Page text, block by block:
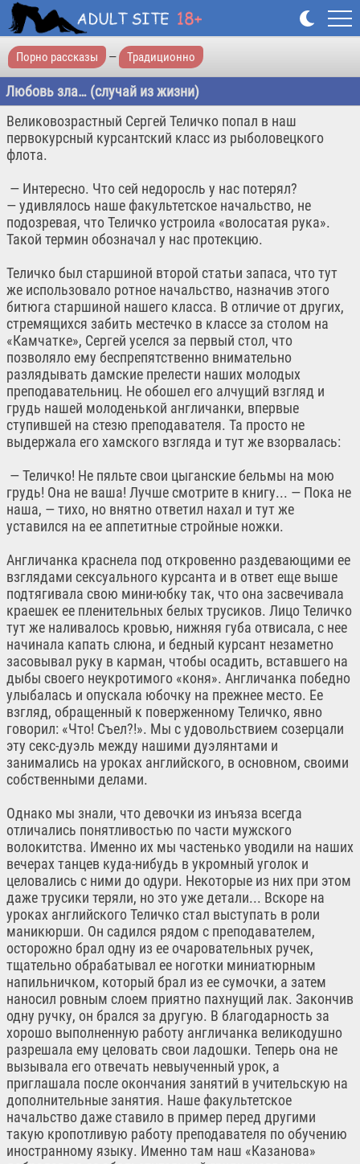
Порно рассказы — Традиционно
Любовь зла… (случай из жизни)
Великовозрастный Сергей Теличко попал в наш
первокурсный курсантский класс из рыболовецкого
флота.
— Интересно. Что сей недоросль у нас потерял?
— удивлялось наше факультетское начальство, не
подозревая, что Теличко устроила «волосатая рука».
Такой термин обозначал у нас протекцию.
Теличко был старшиной второй статьи запаса, что тут
же использовало ротное начальство, назначив этого
битюга старшиной нашего класса. В отличие от других,
стремящихся забить местечко в классе за столом на
«Камчатке», Сергей уселся за первый стол, что
позволяло ему беспрепятственно внимательно
разлядывать дамские прелести наших молодых
преподавательниц. Не обошел его алчущий взгляд и
грудь нашей молоденькой англичанки, впервые
ступившей на стезю преподавателя. Та просто не
выдержала его хамского взгляда и тут же взорвалась:
— Теличко! Не пяльте свои цыганские бельмы на мою
грудь! Она не ваша! Лучше смотрите в книгу... — Пока не
наша, — тихо, но внятно ответил нахал и тут же
уставился на ее аппетитные стройные ножки.
Англичанка краснела под откровенно раздевающими ее
взглядами сексуального курсанта и в ответ еще выше
подтягивала свою мини-юбку так, что она засвечивала
краешек ее пленительных белых трусиков. Лицо Теличко
тут же наливалось кровью, нижняя губа отвисала, с нее
начинала капать слюна, и бедный курсант незаметно
засовывал руку в карман, чтобы осадить, вставшего на
дыбы своего неукротимого «коня». Англичанка победно
улыбалась и опускала юбочку на прежнее место. Ее
взгляд, обращенный к поверженному Теличко, явно
говорил: «Что! Съел?!». Мы с удовольствием созерцали
эту секс-дуэль между нашими дуэлянтами и
занимались на уроках английского, в основном, своими
собственными делами.
Однако мы знали, что девочки из инъяза всегда
отличались понятливостью по части мужского
волокитства. Именно их мы частенько уводили на наших
вечерах танцев куда-нибудь в укромный уголок и
целовались с ними до одури. Некоторые из них при этом
даже трусики теряли, но это уже детали... Вскоре на
уроках английского Теличко стал выступать в роли
маникюрши. Он садился рядом с преподавателем,
осторожно брал одну из ее очаровательных ручек,
тщательно обрабатывал ее ноготки миниатюрным
напильничком, который брал из ее сумочки, а затем
наносил ровным слоем приятно пахнущий лак. Закончив
одну ручку, он брался за другую. В благодарность за
хорошо выполненную работу англичанка великодушно
разрешала ему целовать свои ладошки. Теперь она не
вызывала его отвечать невыученный урок, а
приглашала после окончания занятий в учительскую на
дополнительные занятия. Наше факультетское
начальство даже ставило в пример перед другими
такую кропотливую работу преподавателя по обучению
иностранному языку. Именно там наш «Казанова»